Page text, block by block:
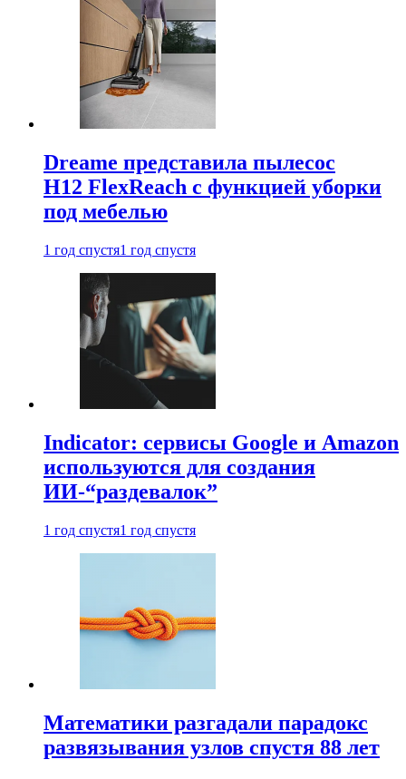
Dreame представила пылесос
H12 FlexReach с функцией уборки
под мебелью
1 год спустя1 год спустя
Indicator: сервисы Google и Amazon
используются для создания
ИИ-“раздевалок”
1 год спустя1 год спустя
Математики разгадали парадокс
развязывания узлов спустя 88 лет